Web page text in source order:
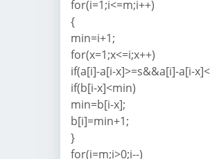
for(i=1;i<=m;i++)
{
min=i+1;
for(x=1;x<=i;x++)
if(a[i]-a[i-x]>=s&&a[i]-a[i-
if(b[i-x]<min)
min=b[i-x];
b[i]=min+1;
}
for(i=m;i>0;i--)